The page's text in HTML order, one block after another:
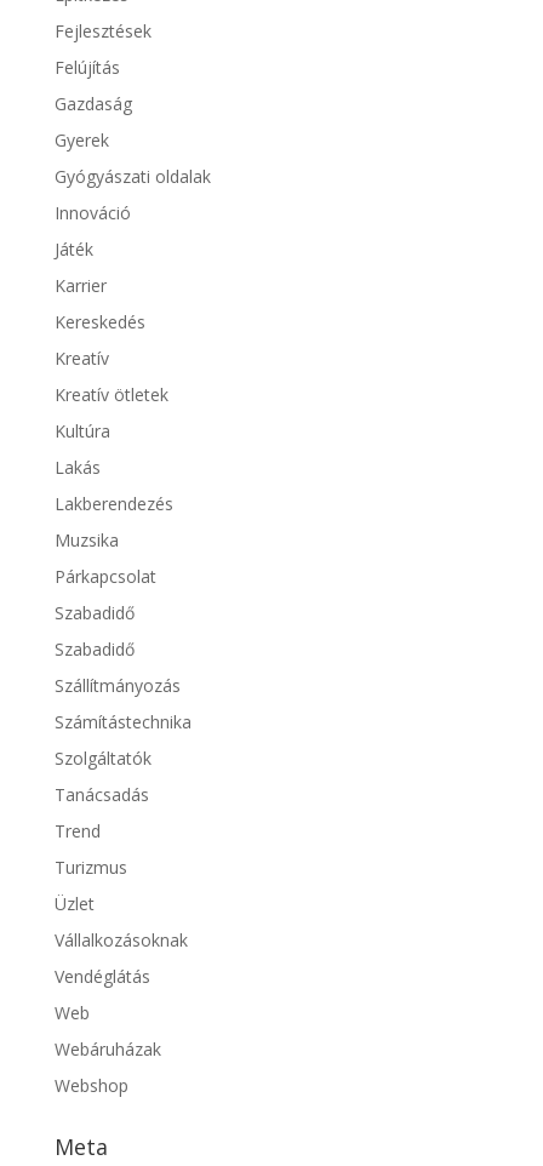
Fejlesztések
Felújítás
Gazdaság
Gyerek
Gyógyászati oldalak
Innováció
Játék
Karrier
Kereskedés
Kreatív
Kreatív ötletek
Kultúra
Lakás
Lakberendezés
Muzsika
Párkapcsolat
Szabadidő
Szabadidő
Szállítmányozás
Számítástechnika
Szolgáltatók
Tanácsadás
Trend
Turizmus
Üzlet
Vállalkozásoknak
Vendéglátás
Web
Webáruházak
Webshop
Meta